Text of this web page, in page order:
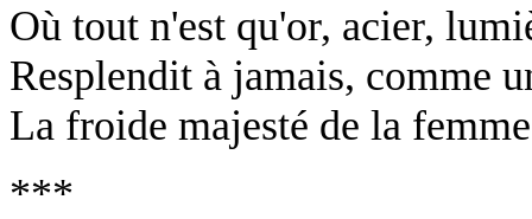
Où tout n'est qu'or, acier,
Resplendit à jamais, comme
La froide majesté de la
***